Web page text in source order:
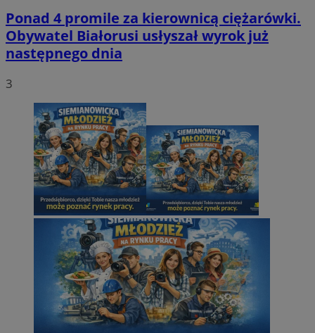
Ponad 4 promile za kierownicą ciężarówki.
Obywatel Białorusi usłyszał wyrok już
następnego dnia
3